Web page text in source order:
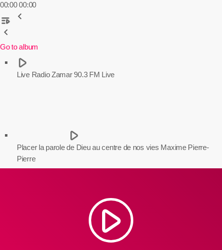
00:00 00:00
chevron_left
chevron_left
Go to album
play_arrow
Live Radio Zamar 90.3 FM Live
play_arrow
Placer la parole de Dieu au centre de nos vies Maxime Pierre-
Pierre
play_arrow